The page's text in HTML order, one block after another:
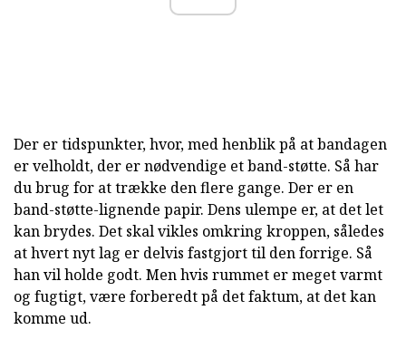
Der er tidspunkter, hvor, med henblik på at bandagen
er velholdt, der er nødvendige et band-støtte. Så har
du brug for at trække den flere gange. Der er en
band-støtte-lignende papir. Dens ulempe er, at det let
kan brydes. Det skal vikles omkring kroppen, således
at hvert nyt lag er delvis fastgjort til den forrige. Så
han vil holde godt. Men hvis rummet er meget varmt
og fugtigt, være forberedt på det faktum, at det kan
komme ud.